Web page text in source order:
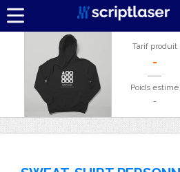
Tarif produit
-
Poids estimé
-